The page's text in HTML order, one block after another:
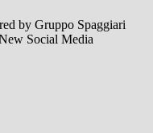
by Gruppo Spaggiari
Social Media